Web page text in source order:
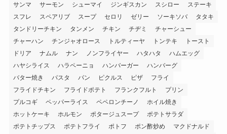
サンマ
サーモン シューマイ ジンギスカン スシロー
ステーキ
スフレ
スペアリブ スープ セロリ ゼリー ソーキソバ
タタキ
タンドリーチキン
タンメン チキン チヂミ
チャーシュー
チャーハン
チンジャオロース トルティーヤ トンテキ
トースト
ドリア
ナムル ナン ノンフライヤー ハタハタ
ハムエッグ
ハヤシライス
ハラペーニョ ハンバーガー
ハンバーグ
バター焼き
パスタ パン ピクルス ピザ
フライ
フライドチキン
フライドポテト フランクフルト
プリン
プルコギ
ペッパーライス ペペロンチーノ
ホイル焼き
ホットケーキ
ホルモン ポタージュスープ
ポテトサラダ
ポテトチップス
ポテトフライ ポトフ ポン酢炒め マクドナルド